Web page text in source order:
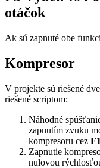
otáčok
Ak sú zapnuté obe
Kompresor
V projekte sú riešené
riešené scriptom:
Náhodné
zapnutím zvuku
kompresoru cez
Zapnutie
nulovou